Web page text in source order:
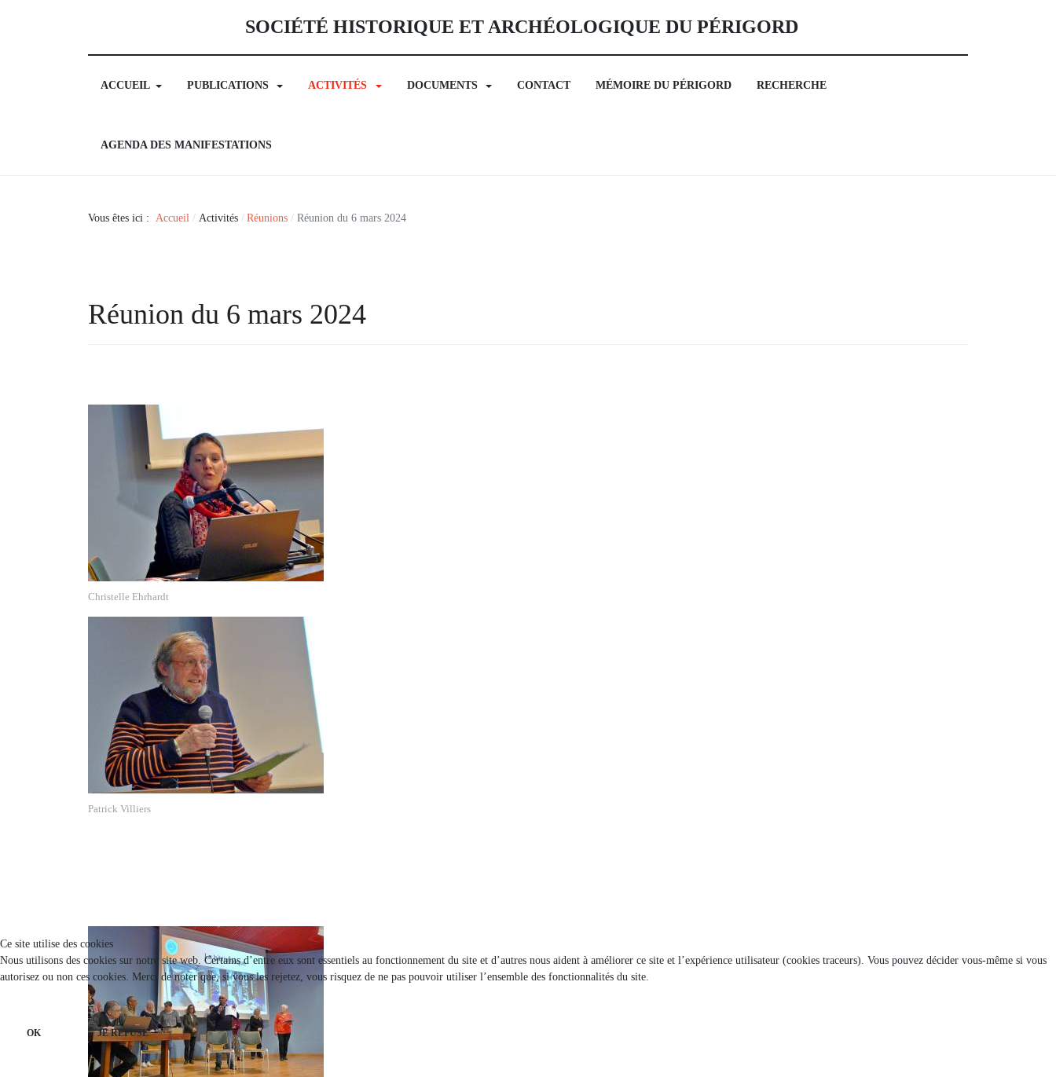
SOCIÉTÉ HISTORIQUE ET ARCHÉOLOGIQUE DU PÉRIGORD
ACCUEIL PUBLICATIONS ACTIVITÉS DOCUMENTS CONTACT MÉMOIRE DU PÉRIGORD RECHERCHE
AGENDA DES MANIFESTATIONS
Vous êtes ici : Accueil Activités Réunions Réunion du 6 mars 2024
Réunion du 6 mars 2024
Christelle Ehrhardt
Patrick Villiers
Ce site utilise des cookies
Nous utilisons des cookies sur notre site web. Certains d’entre eux sont essentiels au fonctionnement du site et d’autres nous aident à améliorer ce site et l’expérience utilisateur (cookies traceurs). Vous pouvez décider vous-même si vous
autorisez ou non ces cookies. Merci de noter que, si vous les rejetez, vous risquez de ne pas pouvoir utiliser l’ensemble des fonctionnalités du site.
OK JE REFUSE